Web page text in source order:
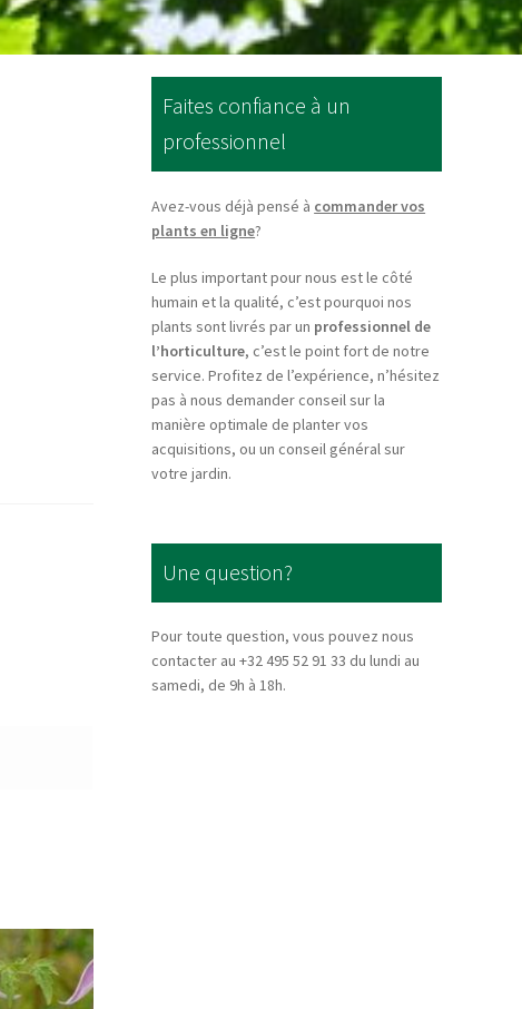
Faites confiance à un
professionnel
Avez-vous déjà pensé à commander vos
plants en ligne?
Le plus important pour nous est le côté
humain et la qualité, c’est pourquoi nos
plants sont livrés par un professionnel de
l’horticulture, c’est le point fort de notre
service. Profitez de l’expérience, n’hésitez
pas à nous demander conseil sur la
manière optimale de planter vos
acquisitions, ou un conseil général sur
votre jardin.
Une question?
Pour toute question, vous pouvez nous
contacter au +32 495 52 91 33 du lundi au
samedi, de 9h à 18h.